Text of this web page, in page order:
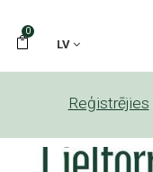
0
LV
Reģistrējies